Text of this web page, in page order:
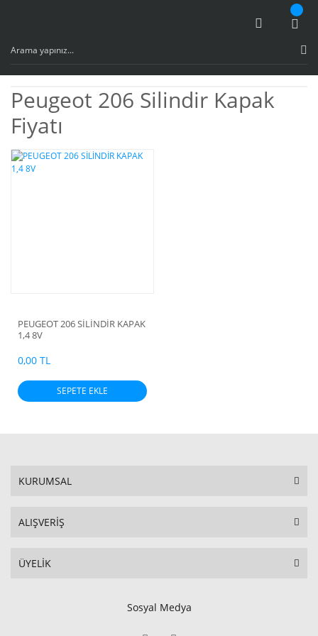
Peugeot 206 Silindir Kapak
Fiyatı
PEUGEOT 206 SİLİNDİR KAPAK
1,4 8V
0,00 TL
SEPETE EKLE
KURUMSAL
ALIŞVERİŞ
ÜYELİK
Sosyal Medya